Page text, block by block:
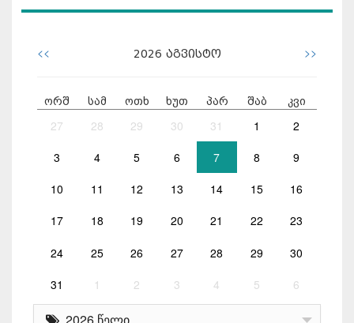
<< 2026 აგვისტო >>
ორშ სამ ოთხ ხუთ პარ შაბ კვი
27 28 29 30 31 1 2
3 4 5 6 7 8 9
10 11 12 13 14 15 16
17 18 19 20 21 22 23
24 25 26 27 28 29 30
31 1 2 3 4 5 6